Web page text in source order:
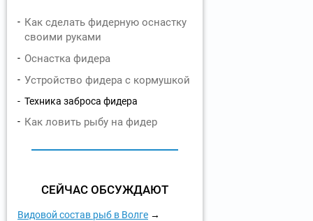
Как сделать фидерную оснастку
своими руками
Оснастка фидера
Устройство фидера с кормушкой
Техника заброса фидера
Как ловить рыбу на фидер
СЕЙЧАС ОБСУЖДАЮТ
Видовой состав рыб в Волге